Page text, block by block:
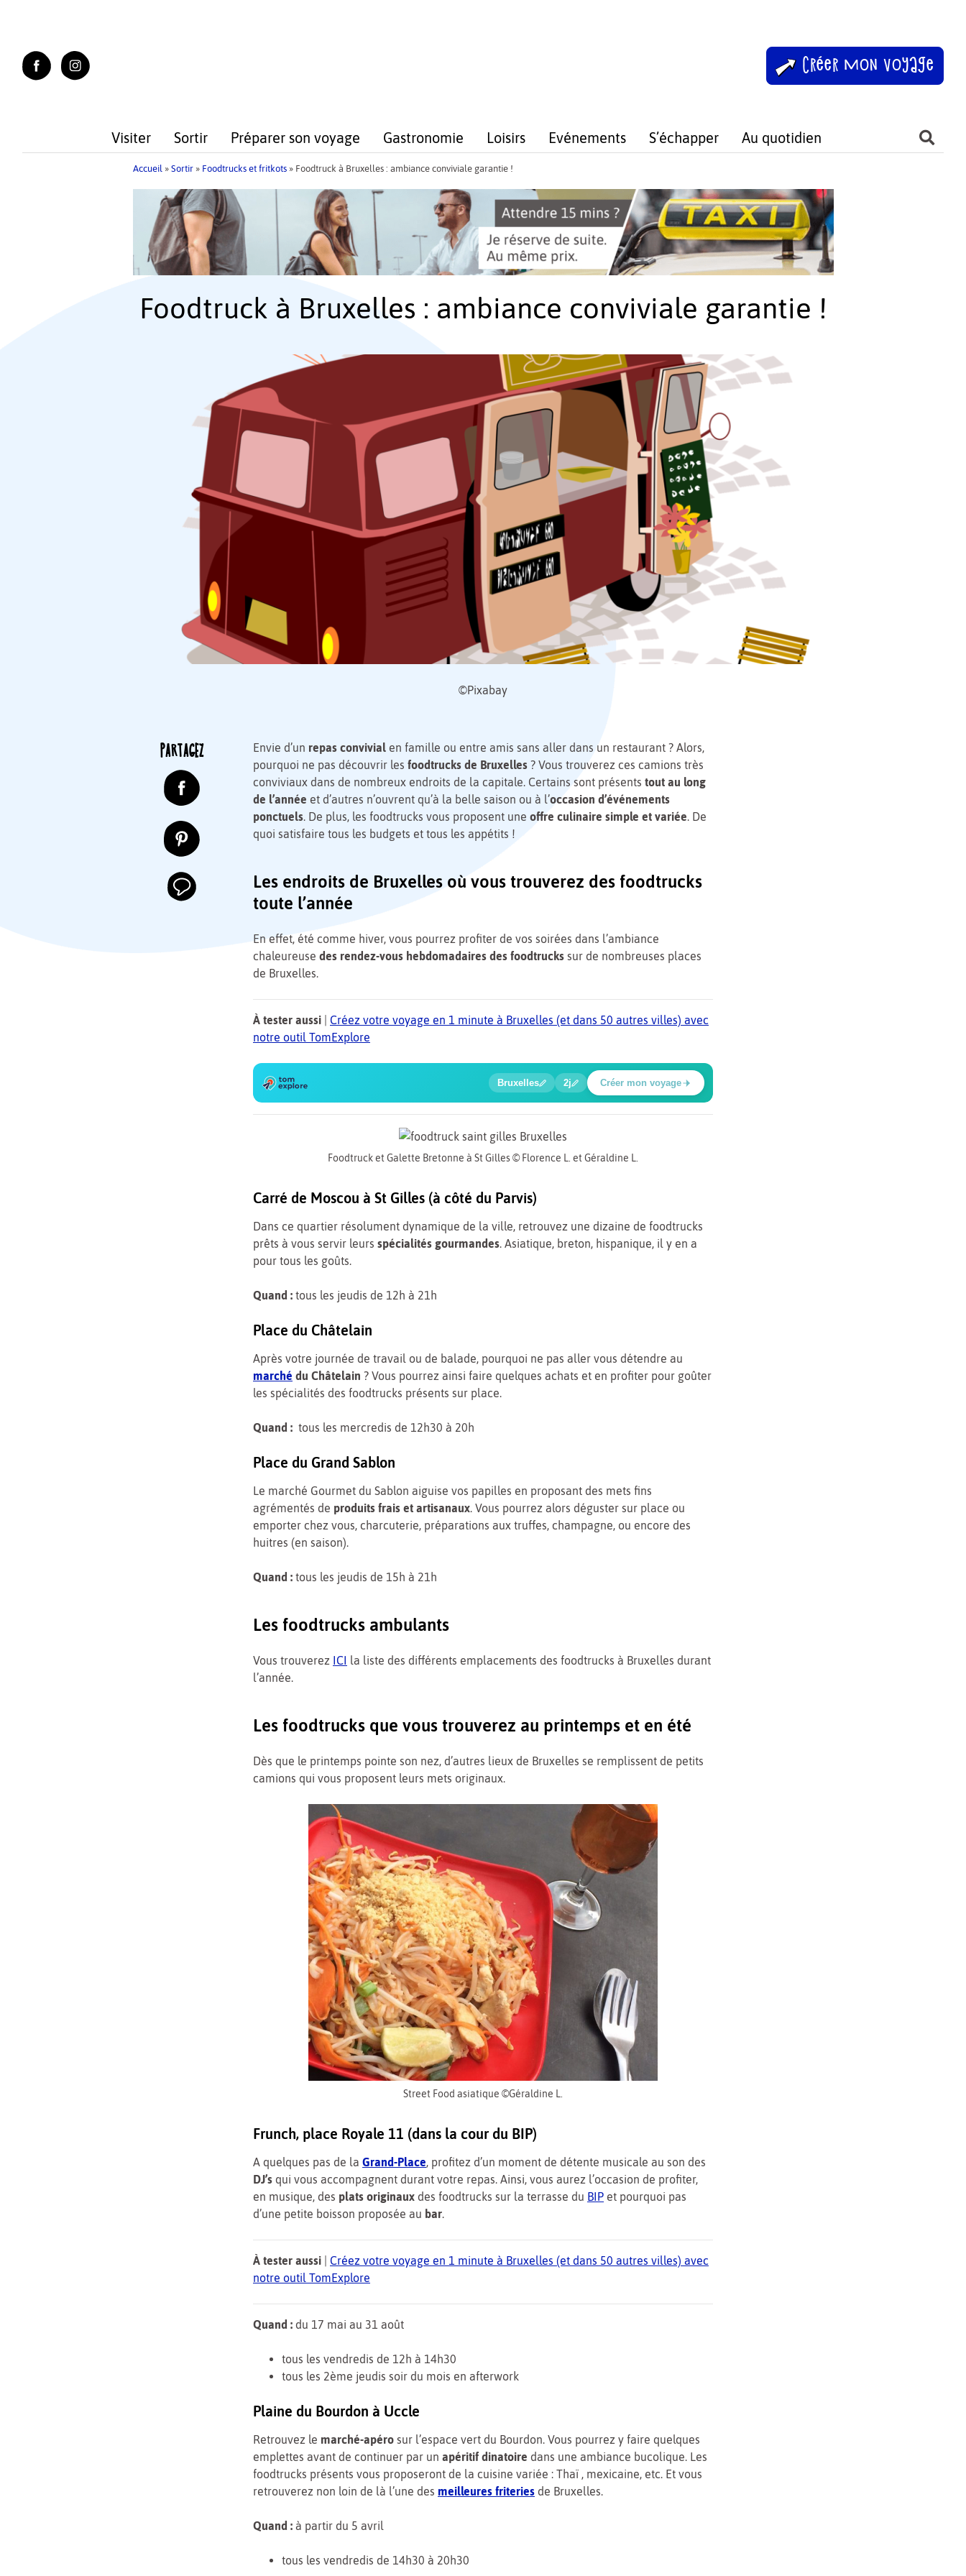
Créer mon voyage
Visiter Sortir Préparer son voyage Gastronomie Loisirs Evénements S’échapper Au quotidien
Accueil » Sortir» Foodtrucks et fritkots» Foodtruck à Bruxelles : ambiance conviviale garantie !
Foodtruck à Bruxelles : ambiance conviviale garantie !
©Pixabay
PARTAGEZ Envie d’un repas convivial en famille ou entre amis sans aller dans un restaurant ? Alors,
pourquoi ne pas découvrir les foodtrucks de Bruxelles ? Vous trouverez ces camions très
conviviaux dans de nombreux endroits de la capitale. Certains sont présents tout au long
de l’année et d’autres n’ouvrent qu’à la belle saison ou à l’occasion d’événements
ponctuels. De plus, les foodtrucks vous proposent une offre culinaire simple et variée. De
quoi satisfaire tous les budgets et tous les appétits !
Les endroits de Bruxelles où vous trouverez des foodtrucks
toute l’année
En effet, été comme hiver, vous pourrez profiter de vos soirées dans l’ambiance
chaleureuse des rendez-vous hebdomadaires des foodtrucks sur de nombreuses places
de Bruxelles.
À tester aussi
Créez votre voyage en 1 minute à Bruxelles (et dans 50 autres villes) avec
notre outil TomExplore
🔍
🔍
🔍
🔍
🍲
Baladi
Bruxelles 2j Créer mon voyage
Foodtruck et Galette Bretonne à St Gilles © Florence L. et Géraldine L.
Carré de Moscou à St Gilles (à côté du Parvis)
Dans ce quartier résolument dynamique de la ville, retrouvez une dizaine de foodtrucks
prêts à vous servir leurs spécialités gourmandes. Asiatique, breton, hispanique, il y en a
pour tous les goûts.
Quand : tous les jeudis de 12h à 21h
Place du Châtelain
Après votre journée de travail ou de balade, pourquoi ne pas aller vous détendre au
marché du Châtelain ? Vous pourrez ainsi faire quelques achats et en profiter pour goûter
les spécialités des foodtrucks présents sur place.
Quand : tous les mercredis de 12h30 à 20h
Place du Grand Sablon
Le marché Gourmet du Sablon aiguise vos papilles en proposant des mets fins
agrémentés de produits frais et artisanaux. Vous pourrez alors déguster sur place ou
emporter chez vous, charcuterie, préparations aux truffes, champagne, ou encore des
huitres (en saison).
Quand : tous les jeudis de 15h à 21h
Les foodtrucks ambulants
Vous trouverez ICI la liste des différents emplacements des foodtrucks à Bruxelles durant
l’année.
Les foodtrucks que vous trouverez au printemps et en été
Dès que le printemps pointe son nez, d’autres lieux de Bruxelles se remplissent de petits
camions qui vous proposent leurs mets originaux.
Street Food asiatique ©Géraldine L.
Frunch, place Royale 11 (dans la cour du BIP)
A quelques pas de la Grand-Place , profitez d’un moment de détente musicale au son des
DJ’s qui vous accompagnent durant votre repas. Ainsi, vous aurez l’occasion de profiter,
en musique, des plats originaux des foodtrucks sur la terrasse du BIP et pourquoi pas
d’une petite boisson proposée au bar
À tester aussi
Créez votre voyage en 1 minute à Bruxelles (et dans 50 autres villes) avec
notre outil TomExplore
Quand : du 17 mai au 31 août
tous les vendredis de 12h à 14h30
tous les 2ème jeudis soir du mois en afterwork
Plaine du Bourdon à Uccle
Retrouvez le marché-apéro sur l’espace vert du Bourdon. Vous pourrez y faire quelques
emplettes avant de continuer par un apéritif dinatoire dans une ambiance bucolique. Les
foodtrucks présents vous proposeront de la cuisine variée : Thaï , mexicaine, etc. Et vous
retrouverez non loin de là l’une des meilleures friteries de Bruxelles.
Quand : à partir du 5 avril
tous les vendredis de 14h30 à 20h30